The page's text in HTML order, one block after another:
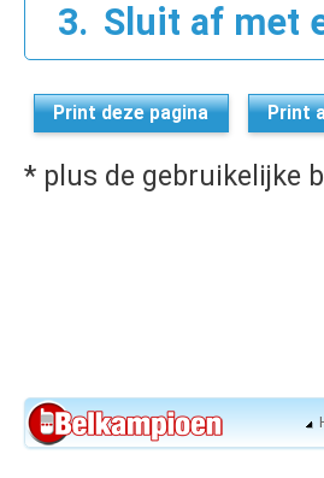
Sluit af met
Print deze pagina Print
* plus de gebruikelijke